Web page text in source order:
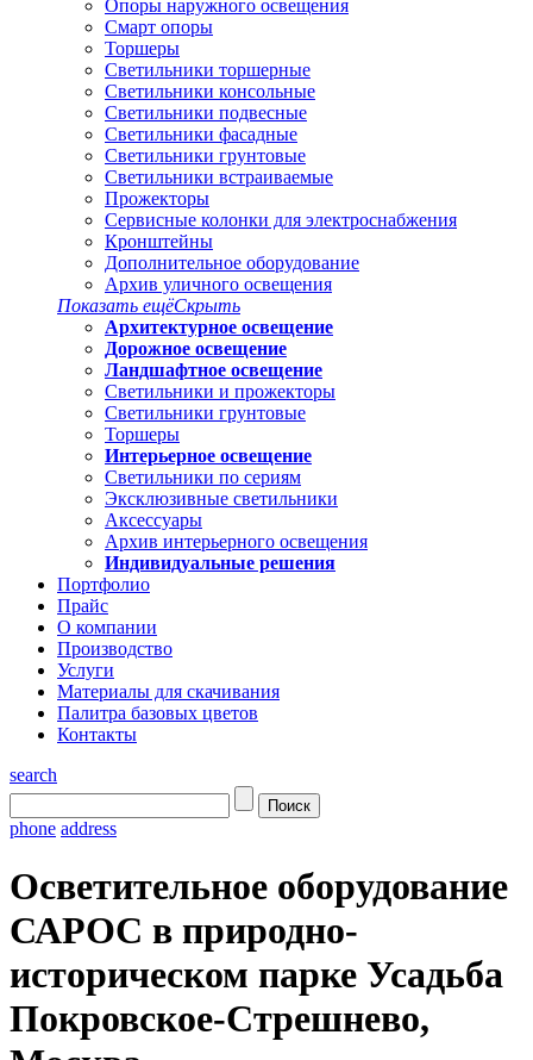
Опоры наружного освещения
Смарт опоры
Торшеры
Светильники торшерные
Светильники консольные
Светильники подвесные
Светильники фасадные
Светильники грунтовые
Светильники встраиваемые
Прожекторы
Сервисные колонки для электроснабжения
Кронштейны
Дополнительное оборудование
Архив уличного освещения
Показать ещёСкрыть
Архитектурное освещение
Дорожное освещение
Ландшафтное освещение
Светильники и прожекторы
Светильники грунтовые
Торшеры
Интерьерное освещение
Светильники по сериям
Эксклюзивные светильники
Аксессуары
Архив интерьерного освещения
Индивидуальные решения
Портфолио
Прайс
О компании
Производство
Услуги
Материалы для скачивания
Палитра базовых цветов
Контакты
search
phone address
Осветительное оборудование
САРОС в природно-
историческом парке Усадьба
Покровское-Стрешнево,